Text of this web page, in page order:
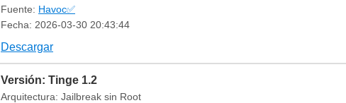
Fuente: Havoc✅
Fecha: 2026-03-30 20:43:44
Descargar
Versión: Tinge 1.2
Arquitectura: Jailbreak sin Root